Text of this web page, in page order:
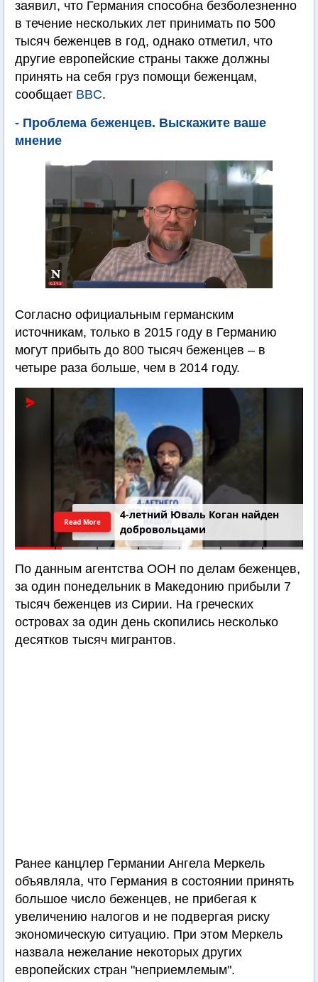
заявил, что Германия способна безболезненно
в течение нескольких лет принимать по 500
тысяч беженцев в год, однако отметил, что
другие европейские страны также должны
принять на себя груз помощи беженцам,
сообщает BBC.
- Проблема беженцев. Выскажите ваше
мнение
Согласно официальным германским
источникам, только в 2015 году в Германию
могут прибыть до 800 тысяч беженцев – в
четыре раза больше, чем в 2014 году.
4-летний Юваль Коган найден
добровольцами
Read More
По данным агентства ООН по делам беженцев,
за один понедельник в Македонию прибыли 7
тысяч беженцев из Сирии. На греческих
островах за один день скопились несколько
десятков тысяч мигрантов.
Ранее канцлер Германии Ангела Меркель
объявляла, что Германия в состоянии принять
большое число беженцев, не прибегая к
увеличению налогов и не подвергая риску
экономическую ситуацию. При этом Меркель
назвала нежелание некоторых других
европейских стран "неприемлемым".